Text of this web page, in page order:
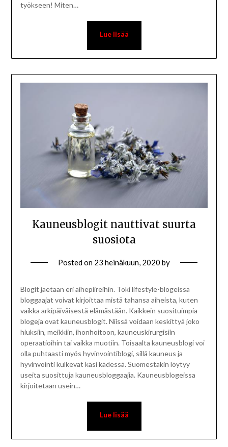
työkseen! Miten…
Kauneusblogit nauttivat suurta
suosiota
Posted on 23 heinäkuun, 2020 by
Blogit jaetaan eri aihepiireihin. Toki lifestyle-blogeissa
bloggaajat voivat kirjoittaa mistä tahansa aiheista, kuten
vaikka arkipäiväisestä elämästään. Kaikkein suosituimpia
blogeja ovat kauneusblogit. Niissä voidaan keskittyä joko
hiuksiin, meikkiin, ihonhoitoon, kauneuskirurgisiin
operaatioihin tai vaikka muotiin. Toisaalta kauneusblogi voi
olla puhtaasti myös hyvinvointiblogi, sillä kauneus ja
hyvinvointi kulkevat käsi kädessä. Suomestakin löytyy
useita suosittuja kauneusbloggaajia. Kauneusblogeissa
kirjoitetaan usein…